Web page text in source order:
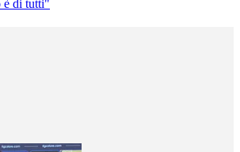
è di tutti"